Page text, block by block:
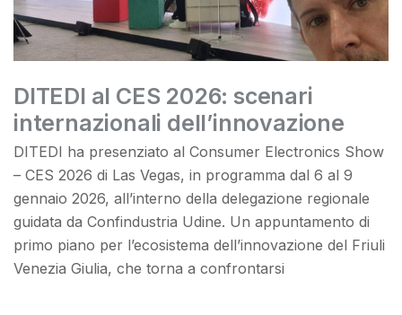
DITEDI al CES 2026: scenari
internazionali dell’innovazione
DITEDI ha presenziato al Consumer Electronics Show
– CES 2026 di Las Vegas, in programma dal 6 al 9
gennaio 2026, all’interno della delegazione regionale
guidata da Confindustria Udine. Un appuntamento di
primo piano per l’ecosistema dell’innovazione del Friuli
Venezia Giulia, che torna a confrontarsi